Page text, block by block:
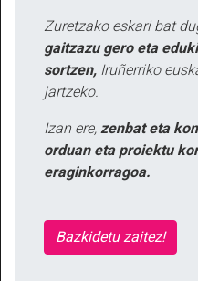
Zuretzako eskari bat
gaitzazu gero eta
sortzen, Iruñerriko
jartzeko.
Izan ere, zenbat eta
orduan eta proiektu
eraginkorragoa.
Bazkidetu zaitez!